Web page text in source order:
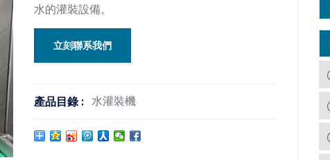
水的灌裝設備。
立刻聯系我們
產品目錄 : 水灌裝機